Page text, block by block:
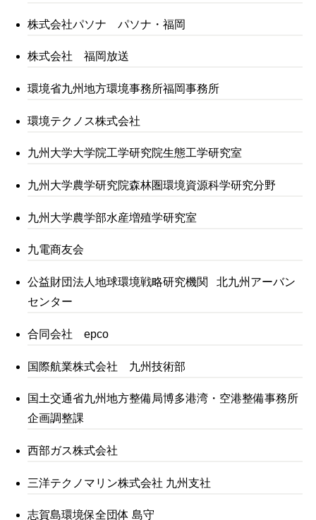
株式会社パソナ パソナ・福岡
株式会社 福岡放送
環境省九州地方環境事務所福岡事務所
環境テクノス株式会社
九州大学大学院工学研究院生態工学研究室
九州大学農学研究院森林圏環境資源科学研究分野
九州大学農学部水産増殖学研究室
九電商友会
公益財団法人地球環境戦略研究機関 北九州アーバン
センター
合同会社 epco
国際航業株式会社 九州技術部
国土交通省九州地方整備局博多港湾・空港整備事務所
企画調整課
西部ガス株式会社
三洋テクノマリン株式会社 九州支社
志賀島環境保全団体 島守